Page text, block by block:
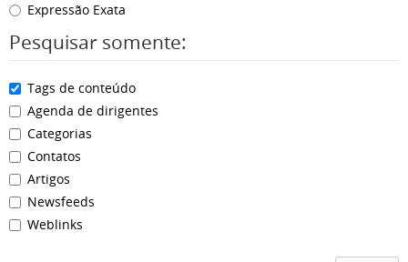
Expressão Exata
Pesquisar somente:
Tags de conteúdo
Agenda de dirigentes
Categorias
Contatos
Artigos
Newsfeeds
Weblinks